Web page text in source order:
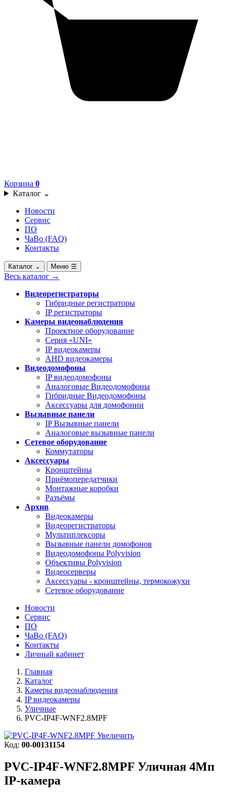
Корзина 0
Каталог ⌄
Новости
Сервис
ПО
ЧаВо (FAQ)
Контакты
Каталог ⌄ Меню ☰
Весь каталог →
Видеорегистраторы
Гибридные регистраторы
IP регистраторы
Камеры видеонаблюдения
Проектное оборудование
Серия «UNI»
IP видеокамеры
AHD видеокамеры
Видеодомофоны
IP видеодомофоны
Аналоговые Видеодомофоны
Гибридные Видеодомофоны
Аксессуары для домофонии
Вызывные панели
IP Вызывные панели
Аналоговые вызывные панели
Сетевое оборудование
Коммутаторы
Аксессуары
Кронштейны
Приёмопередатчики
Монтажные коробки
Разъёмы
Архив
Видеокамеры
Видеорегистраторы
Мультиплексоры
Вызывные панели домофонов
Видеодомофоны Polyvision
Объективы Polyvision
Видеосерверы
Аксессуары - кронштейны, термокожухи
Сетевое оборудование
Новости
Сервис
ПО
ЧаВо (FAQ)
Контакты
Личный кабинет
Главная
Каталог
Камеры видеонаблюдения
IP видеокамеры
Уличные
PVC-IP4F-WNF2.8MPF
Увеличить
Код: 00-00131154
PVC-IP4F-WNF2.8MPF Уличная 4Мп
IP-камера